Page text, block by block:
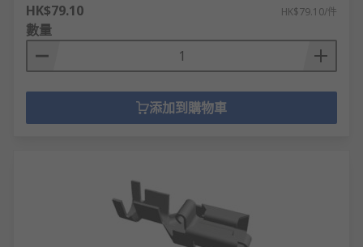
HK$79.10 HK$79.10/件
數量
添加到購物車